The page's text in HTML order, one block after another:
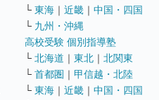
└ 東海 ｜ 近畿 ｜ 中国・四国
└ 九州・沖縄
高校受験 個別指導塾
└ 北海道 ｜ 東北 ｜ 北関東
└ 首都圏 ｜ 甲信越・北陸
└ 東海 ｜ 近畿 ｜ 中国・四国